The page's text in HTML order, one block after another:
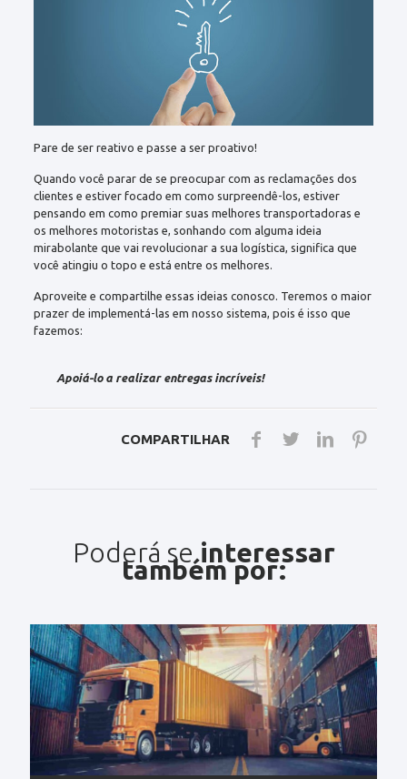
Pare de ser reativo e passe a ser proativo!
Quando você parar de se preocupar com as reclamações dos
clientes e estiver focado em como surpreendê-los, estiver
pensando em como premiar suas melhores transportadoras e
os melhores motoristas e, sonhando com alguma ideia
mirabolante que vai revolucionar a sua logística, significa que
você atingiu o topo e está entre os melhores.
Aproveite e compartilhe essas ideias conosco. Teremos o maior
prazer de implementá-las em nosso sistema, pois é isso que
fazemos:
Apoiá-lo a realizar entregas incríveis!
COMPARTILHAR
Poderá seinteressar
também por: